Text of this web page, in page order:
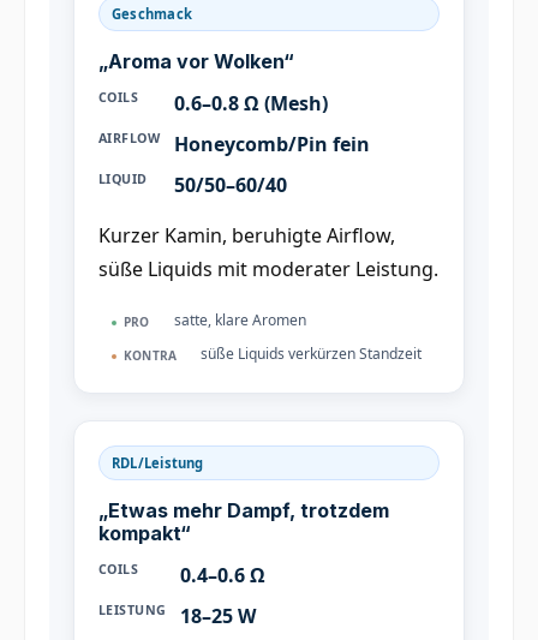
Geschmack
„Aroma vor Wolken“
COILS 0.6–0.8 Ω (Mesh)
AIRFLOW Honeycomb/Pin fein
LIQUID
50/50–60/40
Kurzer Kamin, beruhigte Airflow,
süße Liquids mit moderater Leistung.
PRO satte, klare Aromen
KONTRA süße Liquids verkürzen Standzeit
RDL/Leistung
„Etwas mehr Dampf, trotzdem
kompakt“
COILS 0.4–0.6 Ω
LEISTUNG 18–25 W